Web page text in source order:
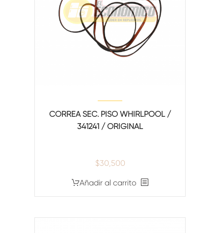
CORREA SEC. PISO WHIRLPOOL /
341241 / ORIGINAL
$30,500
Añadir al carrito